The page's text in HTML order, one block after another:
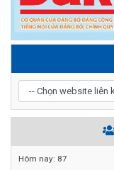
Hôm nay: 87